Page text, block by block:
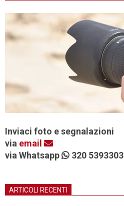
Inviaci foto e segnalazioni
via email
via Whatsapp
320 5393303
ARTICOLI RECENTI